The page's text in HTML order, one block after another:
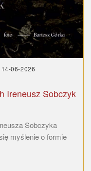
06-2026
Ireneusz Sobczyk
Sobczyka
myślenie o formie